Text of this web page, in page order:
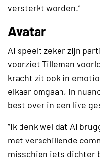
versterkt worden.”
Avatar
AI speelt zeker zijn
voorziet Tilleman
kracht zit ook in
elkaar omgaan, in
best over in een live
“Ik denk wel dat AI
met verschillende
misschien iets dichter